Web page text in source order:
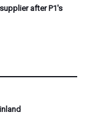
after P1's